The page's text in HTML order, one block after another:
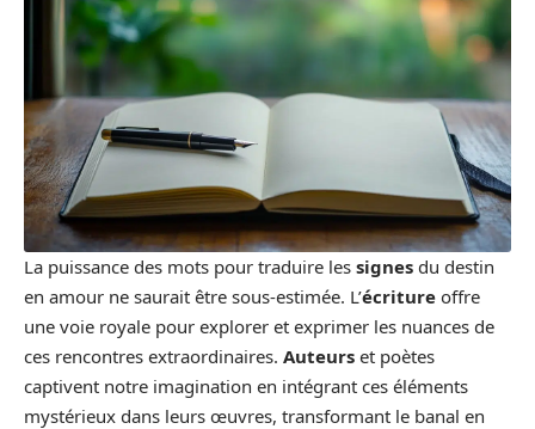
La puissance des mots pour traduire les signes du destin
en amour ne saurait être sous-estimée. L’écriture offre
une voie royale pour explorer et exprimer les nuances de
ces rencontres extraordinaires. Auteurs et poètes
captivent notre imagination en intégrant ces éléments
mystérieux dans leurs œuvres, transformant le banal en